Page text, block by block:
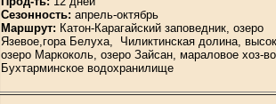
Сезонность: апрель-октябрь
Маршрут: Катон-Карагайский заповедник, озеро
Язевое,гора Белуха, Чиликтинская долина,
озеро Маркоколь, озеро Зайсан, мараловое хоз-во,
Бухтарминское водохранилище